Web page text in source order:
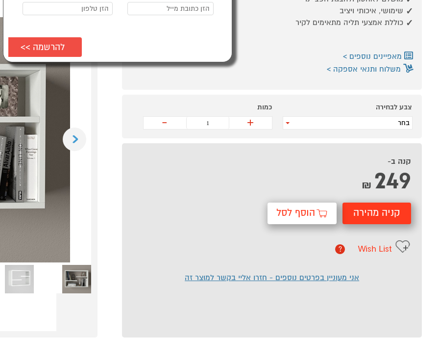
Previous
שימושי, איכותי ויציב
כוללת אמצעי תליה מתאימים לקיר
מאפיינים נוספים
משלוח ותנאי אספקה
צבע לבחירה
בחר
כמות
+
-
קנה ב-
249
₪
קניה מהירה הוסף לסל
Wish List
?
אני מעוניין בפרטים נוספים - חזרו אליי בקשר למוצר זה